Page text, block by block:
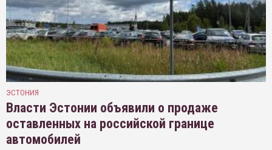
ЭСТОНИЯ
Власти Эстонии объявили о продаже
оставленных на российской границе
автомобилей